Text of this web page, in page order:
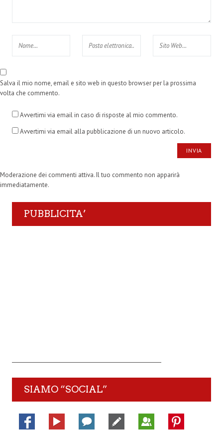
Salva il mio nome, email e sito web in questo browser per la prossima
volta che commento.
Avvertimi via email in caso di risposte al mio commento.
Avvertimi via email alla pubblicazione di un nuovo articolo.
Moderazione dei commenti attiva. Il tuo commento non apparirà
immediatamente.
PUBBLICITA’
SIAMO “SOCIAL”